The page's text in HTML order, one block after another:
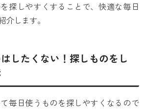
探しやすくすることで、快適な毎日
介します。
したくない！探しものをし
毎日使うものを探しやすくなるので